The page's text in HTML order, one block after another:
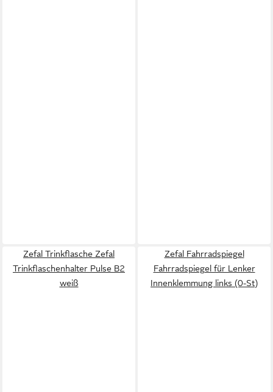
Zefal Trinkflasche Zefal
Trinkflaschenhalter Pulse B2
weiß
Zefal Fahrradspiegel
Fahrradspiegel für Lenker
Innenklemmung links (0-St)